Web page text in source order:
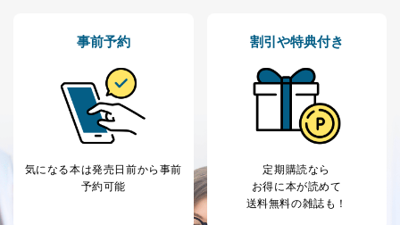
個人情報保護管理者: 経営管理グループディレクター 前
２．利用目的
当社が取り扱う開示対象個人情報の利用目的は次のとお
りです。
No
個人情報の種類 利用目的
購入商品の配送のため
商品代金回収のため
ｅメール等による商品、サービ
事前予約
気になる本は発売日前から事前
予約可能
割引や特典付き
定期購読なら
お得に本が読めて
送料無料の雑誌も！